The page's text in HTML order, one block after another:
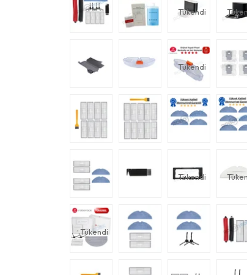
Tükendi
Tükendi
Tükendi
Tükendi